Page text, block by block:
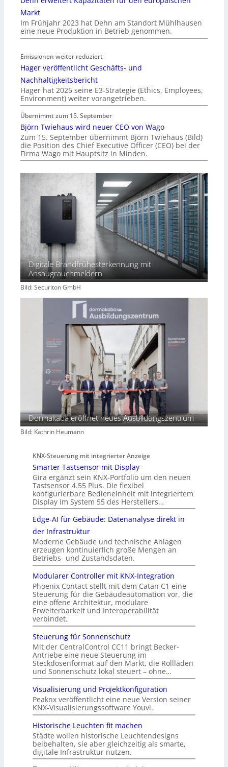
Markt
Im Frühjahr 2023 hat Dehn am Standort Mühlhausen
eine neue Produktion in Betrieb genommen.
Emissionen weiter reduziert
Hager veröffentlicht Geschäfts- und
Nachhaltigkeitsbericht
Hager hat 2025 seine E3-Strategie (Ethics, Employees,
Environment) weiter vorangetrieben.
Übernimmt zum 15. September
Björn Twiehaus wird neuer CEO von Wago
Zum 15. September übernimmt Björn Twiehaus (Bild)
die Position des Chief Executive Officer (CEO) bei der
Firma Wago mit Hauptsitz in Minden.
Digitale Brandfrühesterkennung mit
Ansaugrauchmeldern
Bild: Securiton GmbH
Dormakaba eröffnet neues Ausbildungszentrum
Bild: Kathrin Heumann
KNX-Steuerung mit integrierter Anzeige
Smarter Tastsensor mit Display
Gira ergänzt sein KNX-Portfolio um den neuen
Tastsensor 4.55 Plus. Die flexibel
konfigurierbare Bedieneinheit mit integriertem
Display im System 55 des Herstellers…
Edge-AI für Gebäude: Datenanalyse direkt in
der Infrastruktur
Moderne Gebäude und technische Anlagen
erzeugen kontinuierlich große Mengen an
Betriebs- und Zustandsdaten.
Modularer Controller mit KNX-Integration
Phoenix Contact stellt mit dem Catan C1 eine
Steuerung für die Gebäudeautomation vor, die
eine offene Architektur, modulare
Erweiterbarkeit und Interoperabilität
verbindet.
Steuerung für Sonnenschutz
Mit der CentralControl CC11 bringt Becker-
Antriebe eine neue Steuerung im
Steckdosenformat auf den Markt, die Rollläden
und Sonnenschutz lokal steuert – ohne…
Visualisierung und Projektkonfiguration
Peaknx veröffentlicht eine neue Version seiner
KNX-Visualisierungssoftware Youvi.
Historische Leuchten fit machen
Städte wollen historische Leuchtendesigns
beibehalten, sie aber gleichzeitig als smarte,
digitale Infrastruktur nutzen.